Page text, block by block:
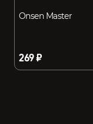
Onsen Master
269 ₽